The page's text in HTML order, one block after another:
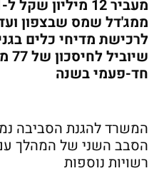
ממג'דל שמס שבצפון
לרכישת מדיחי כלים
חד-פעמי בשנה
המשרד להגנת הסביבה
רשויות נוספות